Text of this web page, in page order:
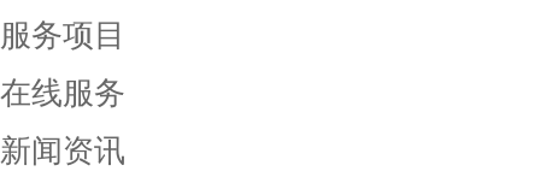
服务项目
在线服务
新闻资讯